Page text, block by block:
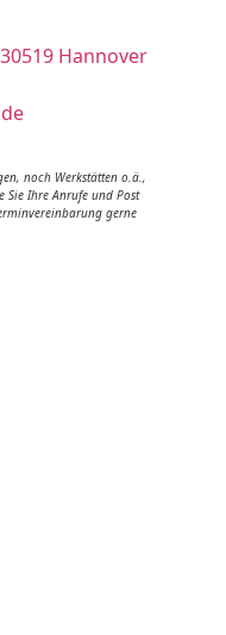
Hannover
noch Werkstätten o.ä.,
Sie Ihre Anrufe und Post
gerne